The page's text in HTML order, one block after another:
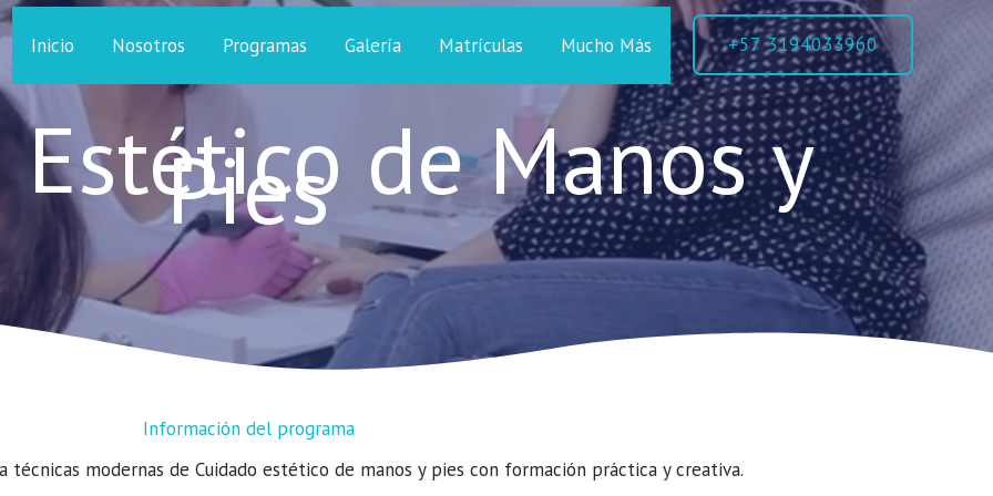
Inicio Nosotros Programas Galería Matrículas Mucho Más +57 3194033960
de Manos y
Pies
Información del programa​
técnicas modernas de Cuidado estético de manos y pies con formación práctica y creativa.